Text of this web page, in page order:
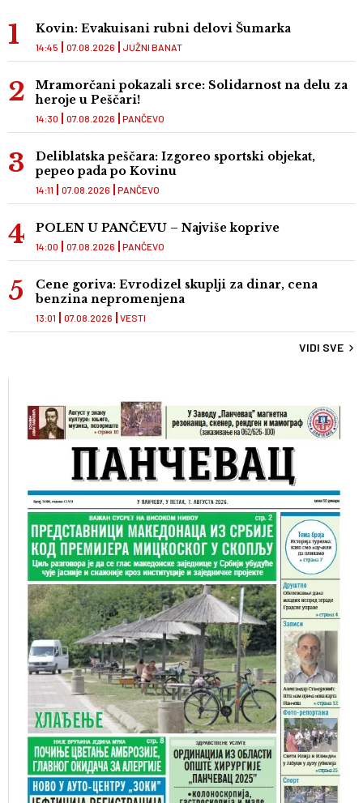
Kovin: Evakuisani rubni delovi Šumarka
JUŽNI BANAT
14:45 07.08.2026
Mramorčani pokazali srce: Solidarnost na delu za
heroje u Peščari!
PANČEVO
14:30 07.08.2026
Deliblatska peščara: Izgoreo sportski objekat,
pepeo pada po Kovinu
PANČEVO
14:11 07.08.2026
POLEN U PANČEVU – Najviše koprive
PANČEVO
14:00 07.08.2026
Cene goriva: Evrodizel skuplji za dinar, cena
benzina nepromenjena
VESTI
13:01 07.08.2026
VIDI SVE